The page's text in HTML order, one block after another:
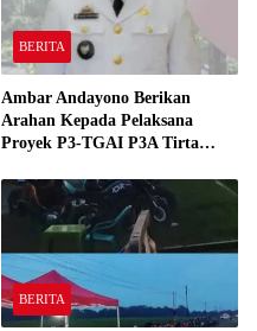
BERITA
Ambar Andayono Berikan
Arahan Kepada Pelaksana
Proyek P3-TGAI P3A Tirta
BERITA